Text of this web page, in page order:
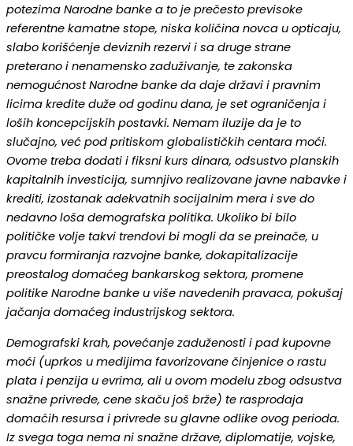
potezima Narodne banke a to je prečesto previsoke
referentne kamatne stope, niska količina novca u opticaju,
slabo korišćenje deviznih rezervi i sa druge strane
preterano i nenamensko zaduživanje, te zakonska
nemogućnost Narodne banke da daje državi i pravnim
licima kredite duže od godinu dana, je set ograničenja i
loših koncepcijskih postavki. Nemam iluzije da je to
slučajno, već pod pritiskom globalističkih centara moći.
Ovome treba dodati i fiksni kurs dinara, odsustvo planskih
kapitalnih investicija, sumnjivo realizovane javne nabavke i
krediti, izostanak adekvatnih socijalnim mera i sve do
nedavno loša demografska politika. Ukoliko bi bilo
političke volje takvi trendovi bi mogli da se preinače, u
pravcu formiranja razvojne banke, dokapitalizacije
preostalog domaćeg bankarskog sektora, promene
politike Narodne banke u više navedenih pravaca, pokušaj
jačanja domaćeg industrijskog sektora.
Demografski krah, povećanje zaduženosti i pad kupovne
moći (uprkos u medijima favorizovane činjenice o rastu
plata i penzija u evrima, ali u ovom modelu zbog odsustva
snažne privrede, cene skaču još brže) te rasprodaja
domaćih resursa i privrede su glavne odlike ovog perioda.
Iz svega toga nema ni snažne države, diplomatije, vojske,